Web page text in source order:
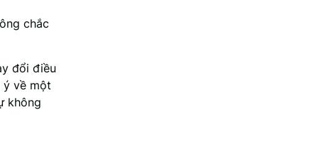
chắc
đổi điều
ý về một
không